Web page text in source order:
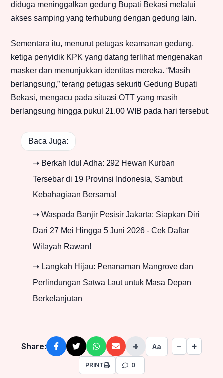
diduga meninggalkan gedung Bupati Bekasi melalui
akses samping yang terhubung dengan gedung lain.
Sementara itu, menurut petugas keamanan gedung,
ketiga penyidik KPK yang datang terlihat mengenakan
masker dan menunjukkan identitas mereka. “Masih
berlangsung,” terang petugas sekuriti Gedung Bupati
Bekasi, mengacu pada situasi OTT yang masih
berlangsung hingga pukul 21.00 WIB pada hari tersebut.
Baca Juga:
➝ Berkah Idul Adha: 292 Hewan Kurban
Tersebar di 19 Provinsi Indonesia, Sambut
Kebahagiaan Bersama!
➝ Waspada Banjir Pesisir Jakarta: Siapkan Diri
Dari 27 Mei Hingga 5 Juni 2026 - Cek Daftar
Wilayah Rawan!
➝ Langkah Hijau: Penanaman Mangrove dan
Perlindungan Satwa Laut untuk Masa Depan
Berkelanjutan
Share: + Aa − +
PRINT 0